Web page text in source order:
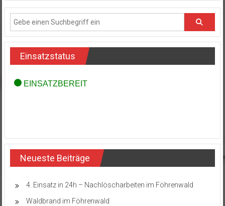
Einsatzstatus
Neueste Beiträge
4. Einsatz in 24h – Nachlöscharbeiten im Föhrenwald
Waldbrand im Föhrenwald